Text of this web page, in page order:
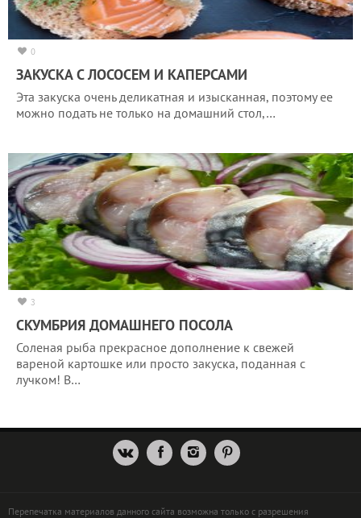
0
ЗАКУСКА С ЛОСОСЕМ И КАПЕРСАМИ
Эта закуска очень деликатная и изысканная, поэтому ее
можно подать не только на домашний стол,…
3
СКУМБРИЯ ДОМАШНЕГО ПОСОЛА
Соленая рыба прекрасное дополнение к свежей
вареной картошке или просто закуска, поданная с
лучком! В…
Перепечатка материалов данного сайта возможна только с разрешения